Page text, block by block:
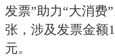
发票”助力“大消费
张，涉及发票金额
元。